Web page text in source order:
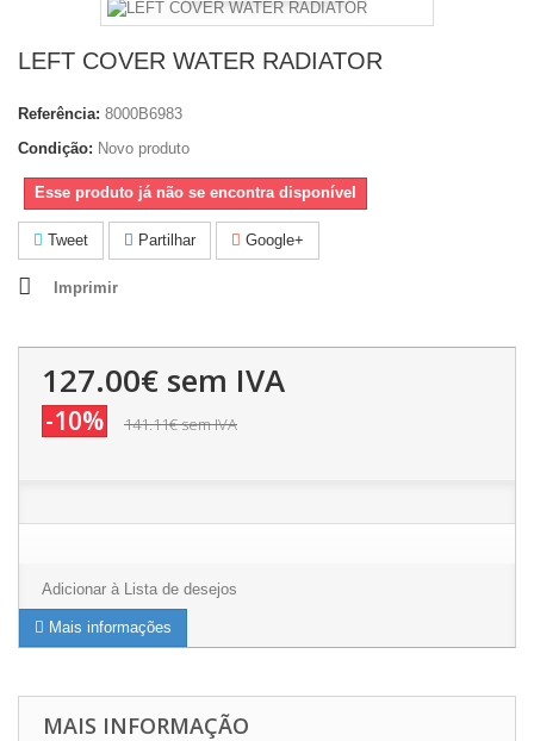
LEFT COVER WATER RADIATOR
Referência: 8000B6983
Condição: Novo produto
Esse produto já não se encontra disponível
Tweet Partilhar Google+
Imprimir
127.00€ sem IVA
-10% 141.11€sem IVA
Adicionar à Lista de desejos
Mais informações
MAIS INFORMAÇÃO